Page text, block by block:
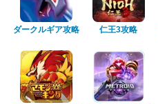
ダークルギア攻略 仁王3攻略